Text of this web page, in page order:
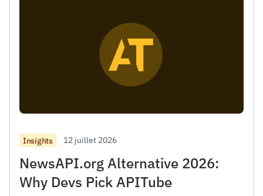
Insights 12 juillet 2026
NewsAPI.org Alternative 2026:
Why Devs Pick APITube